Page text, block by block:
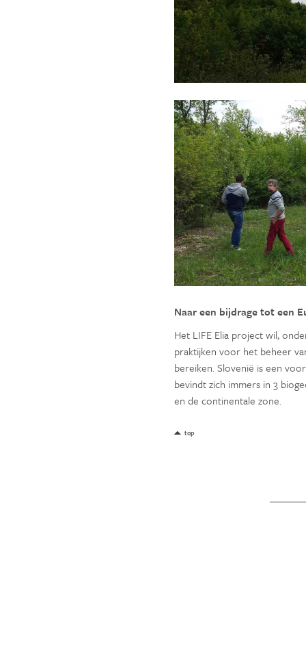
Naar een bijdrage tot een
Het LIFE Elia project wil,
praktijken voor het beheer
bereiken. Slovenië is een
bevindt zich immers in 3
en de continentale zone.
top